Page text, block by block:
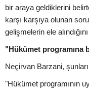
bir araya geldiklerini
karşı karşıya olunan
gelişmelerin ele
"Hükümet programına
Neçirvan Barzani,
"Hükümet programının